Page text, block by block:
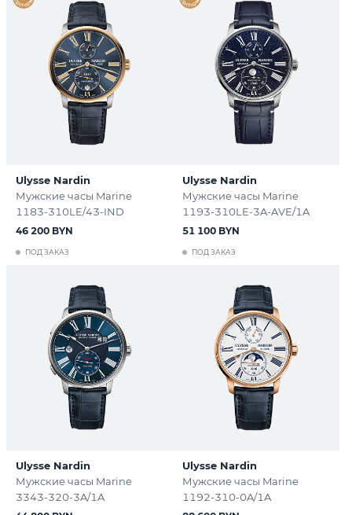
Ulysse Nardin
Мужские часы Marine
1183-310LE/43-IND
ПОД ЗАКАЗ
46 200 BYN
Ulysse Nardin
Мужские часы Marine
1193-310LE-3A-AVE/1A
ПОД ЗАКАЗ
51 100 BYN
Ulysse Nardin
Мужские часы Marine
3343-320-3A/1A
Ulysse Nardin
Мужские часы Marine
1192-310-0A/1A